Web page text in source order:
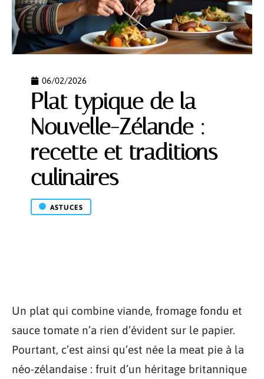
06/02/2026
Plat typique de la
Nouvelle-Zélande :
recette et traditions
culinaires
ASTUCES
Un plat qui combine viande, fromage fondu et
sauce tomate n’a rien d’évident sur le papier.
Pourtant, c’est ainsi qu’est née la meat pie à la
néo-zélandaise : fruit d’un héritage britannique